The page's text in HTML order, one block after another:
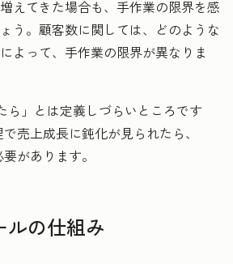
えてきた場合も、手作業の限界を感
う。顧客数に関しては、どのような
よって、手作業の限界が異なりま
ら」とは定義しづらいところです
売上成長に鈍化が見られたら、
があります。
ルの仕組み